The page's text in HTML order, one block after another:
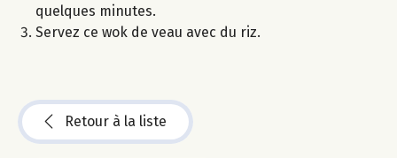
quelques minutes.
Servez ce wok de veau avec du riz.
Retour à la liste